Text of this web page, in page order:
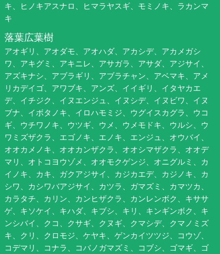
キ、ヒノキアスナロ、ヒマラヤスギ、モミノキ、ラカンマ
キ
落葉広葉樹
アオギリ、アオダモ、アオハダ、アカシデ、アカメガシ
ワ、アキグミ、アキニレ、アサガラ、アサダ、アジサイ、
アズキナシ、アブラギリ、アブラチャン、アベマキ、アメ
リカデイゴ、アワブキ、アンズ、イイギリ、イタヤカエ
デ、イチジク、イヌエンジュ、イヌシデ、イヌビワ、イヌ
ブナ、イボタノキ、イロハモミジ、ウグイスカグラ、ウコ
ギ、ウチワノキ、ウツギ、ウメ、ウメモドキ、ウルシ、ウ
ワミズザクラ、エゴノキ、エノキ、エンジュ、オウバイ、
オオカメノキ、オオカンザクラ、オオシマザクラ、オオデ
マリ、オトコヨウゾメ、オオモクゲンジ、オニグルミ、カ
イノキ、カキ、ガクアジサイ、カジカエデ、カジノキ、カ
シワ、カシワバアジサイ、カツラ、ガマズミ、カマツカ、
カラタチ、カリン、カンヒザクラ、カンレンボク、キササ
ゲ、キソケイ、キハダ、キブシ、キリ、キンギンボク、キ
ンシバイ、クコ、クサギ、クヌギ、クマシデ、クマノミズ
キ、クリ、クロモジ、ケヤキ、ゲンカイツツジ、コウゾ、
コデマリ、コナラ、コバノガマズミ、コブシ、ゴマギ、ゴ